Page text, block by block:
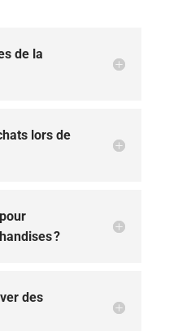
de la
lors de
?
des